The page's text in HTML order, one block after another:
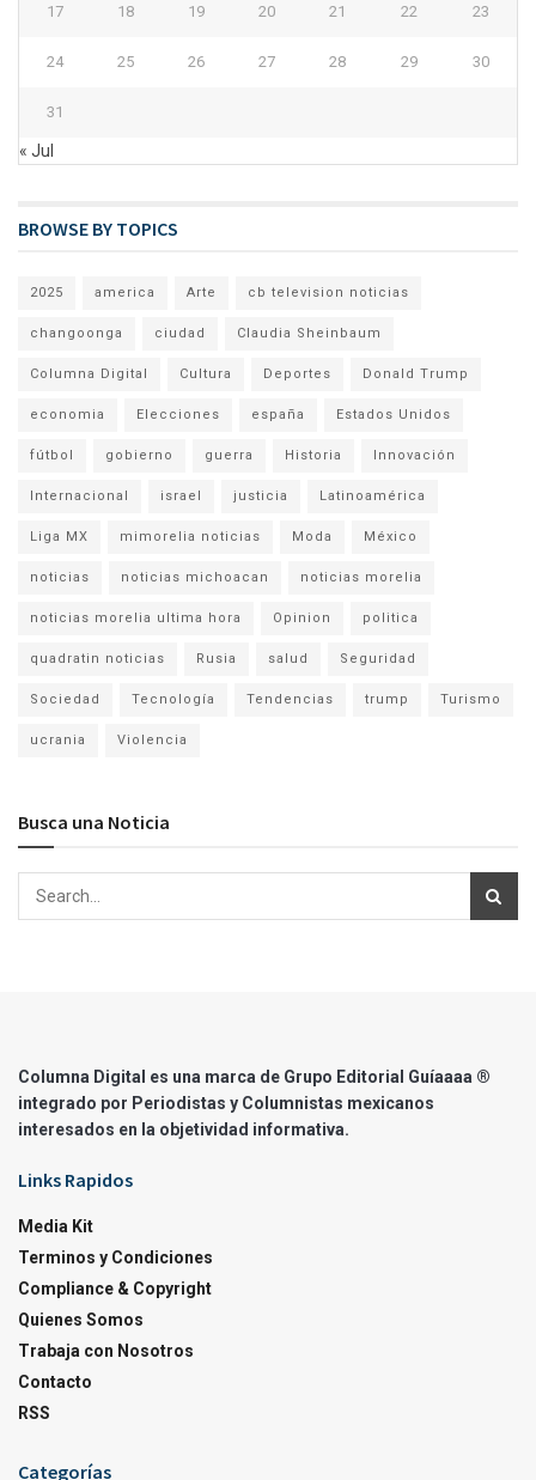
17 18 19 20 21 22 23
24 25 26 27 28 29 30
31
« Jul
BROWSE BY TOPICS
2025 america Arte cb television noticias
changoonga ciudad Claudia Sheinbaum
Columna Digital Cultura Deportes Donald Trump
economia Elecciones españa Estados Unidos
fútbol gobierno guerra Historia Innovación
Internacional israel justicia Latinoamérica
Liga MX mimorelia noticias Moda México
noticias noticias michoacan noticias morelia
noticias morelia ultima hora Opinion politica
quadratin noticias Rusia salud Seguridad
Sociedad Tecnología Tendencias trump Turismo
ucrania Violencia
Busca una Noticia
Columna Digital es una marca de Grupo Editorial Guíaaaa ®
integrado por Periodistas y Columnistas mexicanos
interesados en la objetividad informativa.
Links Rapidos
Media Kit
Terminos y Condiciones
Compliance & Copyright
Quienes Somos
Trabaja con Nosotros
Contacto
RSS
Categorías